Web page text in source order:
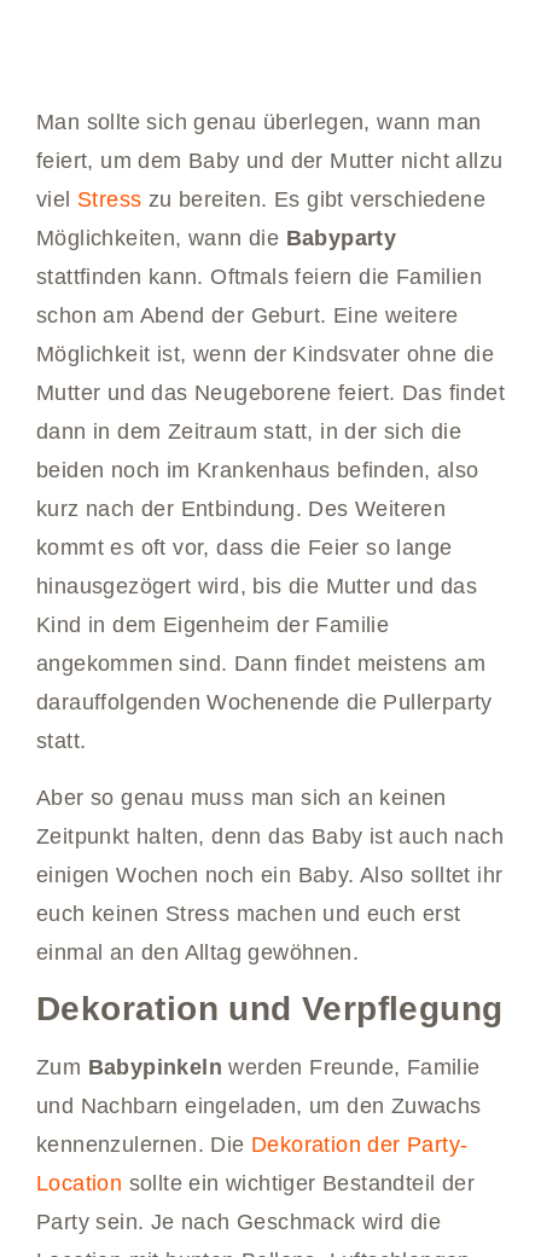
Man sollte sich genau überlegen, wann man
feiert, um dem Baby und der Mutter nicht allzu
viel Stress zu bereiten. Es gibt verschiedene
Möglichkeiten, wann die Babyparty
stattfinden kann. Oftmals feiern die Familien
schon am Abend der Geburt. Eine weitere
Möglichkeit ist, wenn der Kindsvater ohne die
Mutter und das Neugeborene feiert. Das findet
dann in dem Zeitraum statt, in der sich die
beiden noch im Krankenhaus befinden, also
kurz nach der Entbindung. Des Weiteren
kommt es oft vor, dass die Feier so lange
hinausgezögert wird, bis die Mutter und das
Kind in dem Eigenheim der Familie
angekommen sind. Dann findet meistens am
darauffolgenden Wochenende die Pullerparty
statt.
Aber so genau muss man sich an keinen
Zeitpunkt halten, denn das Baby ist auch nach
einigen Wochen noch ein Baby. Also solltet ihr
euch keinen Stress machen und euch erst
einmal an den Alltag gewöhnen.
Dekoration und Verpflegung
Zum Babypinkeln werden Freunde, Familie
und Nachbarn eingeladen, um den Zuwachs
kennenzulernen. Die Dekoration der Party-
Location sollte ein wichtiger Bestandteil der
Party sein. Je nach Geschmack wird die